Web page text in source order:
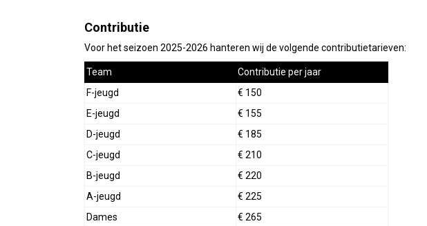
Contributie
Voor het seizoen 2025-2026 hanteren wij de volgende contributietarieven:
Team
Contributie per jaar
F-jeugd
€ 150
E-jeugd
€ 155
D-jeugd
€ 185
C-jeugd
€ 210
B-jeugd
€ 220
A-jeugd
€ 225
Dames
€ 265